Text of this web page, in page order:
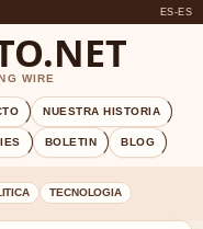
ES-ES
WIRE
NUESTRA HISTORIA
BOLETIN BLOG
TECNOLOGIA